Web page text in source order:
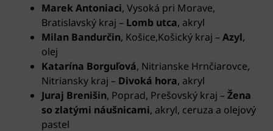
Marek Antoniaci, Vysoká pri Morave,
Bratislavský kraj – Lomb utca, akryl
Milan Bandurčin, Košice,Košický kraj –Azyl,
olej
Katarína Borguľová, Nitrianske Hrnčiarovce,
Nitriansky kraj – Divoká hora, akryl
Juraj Brenišin, Poprad, Prešovský kraj –Žena
so zlatými náušnicami, akryl, ceruza a olejový
pastel